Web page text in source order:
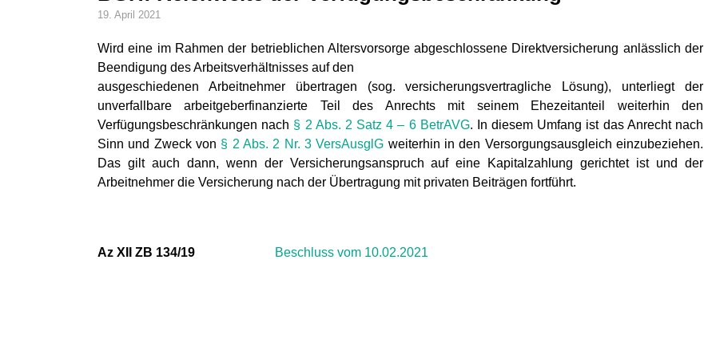
19. April 2021
Wird eine im Rahmen der betrieblichen Altersvorsorge abgeschlossene Direktversicherung anlässlich der
Beendigung des Arbeitsverhältnisses auf den
ausgeschiedenen Arbeitnehmer übertragen (sog. versicherungsvertragliche Lösung), unterliegt der
unverfallbare arbeitgeberfinanzierte Teil des Anrechts mit seinem Ehezeitanteil weiterhin den
Verfügungsbeschränkungen nach § 2 Abs. 2 Satz 4 – 6 BetrAVG. In diesem Umfang ist das Anrecht nach
Sinn und Zweck von § 2 Abs. 2 Nr. 3 VersAusglG weiterhin in den Versorgungsausgleich einzubeziehen.
Das gilt auch dann, wenn der Versicherungsanspruch auf eine Kapitalzahlung gerichtet ist und der
Arbeitnehmer die Versicherung nach der Übertragung mit privaten Beiträgen fortführt.
Az XII ZB 134/19 Beschluss vom 10.02.2021